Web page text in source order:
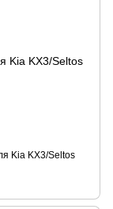
Kia KX3/Seltos
Kia KX3/Seltos